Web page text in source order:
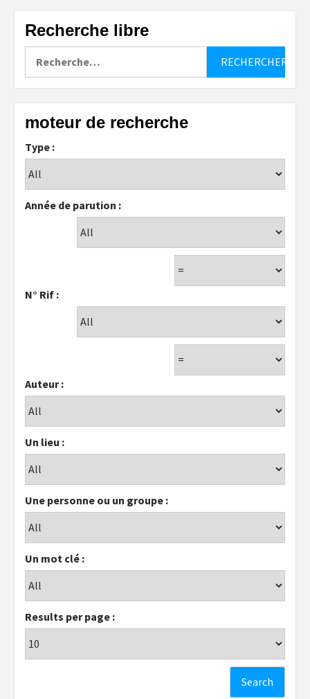
Recherche libre
moteur de recherche
Type :
Année de parution :
N° Rif :
Auteur :
Un lieu :
Une personne ou un groupe :
Un mot clé :
Results per page :